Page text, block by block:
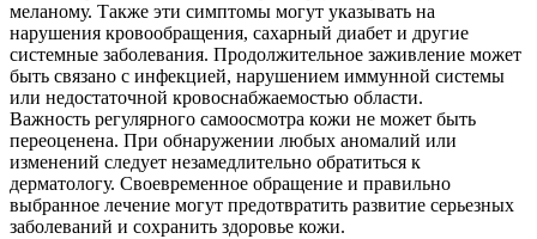
меланому. Также эти симптомы могут указывать на
нарушения кровообращения, сахарный диабет и другие
системные заболевания. Продолжительное заживление может
быть связано с инфекцией, нарушением иммунной системы
или недостаточной кровоснабжаемостью области.
Важность регулярного самоосмотра кожи не может быть
переоценена. При обнаружении любых аномалий или
изменений следует незамедлительно обратиться к
дерматологу. Своевременное обращение и правильно
выбранное лечение могут предотвратить развитие серьезных
заболеваний и сохранить здоровье кожи.